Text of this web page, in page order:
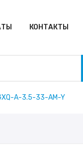
КОНТАКТЫ
A-3.5-33-AM-Y